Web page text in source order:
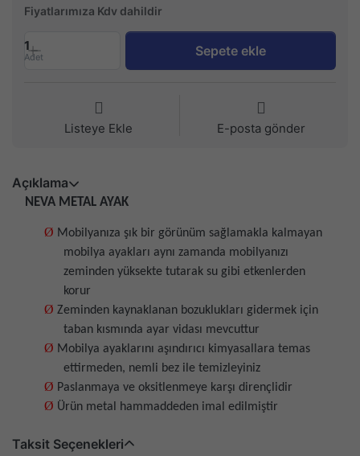
Fiyatlarımıza Kdv dahildir
1
Adet Sepete ekle
Listeye Ekle E-posta gönder
Açıklama
NEVA METAL AYAK
Ø Mobilyanıza şık bir görünüm sağlamakla kalmayan
mobilya ayakları aynı zamanda mobilyanızı
zeminden yüksekte tutarak su gibi etkenlerden
korur
Ø Zeminden kaynaklanan bozuklukları gidermek için
taban kısmında ayar vidası mevcuttur
Ø Mobilya ayaklarını aşındırıcı kimyasallara temas
ettirmeden, nemli bez ile temizleyiniz
Ø Paslanmaya ve oksitlenmeye karşı dirençlidir
Ø Ürün metal hammaddeden imal edilmiştir
Taksit Seçenekleri